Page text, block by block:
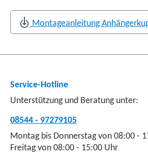
Montageanleitung
Service-Hotline
Unterstützung und Beratung unter:
08544 - 97279105
Montag bis Donnerstag von 08:00 -
Freitag von 08:00 - 15:00 Uhr